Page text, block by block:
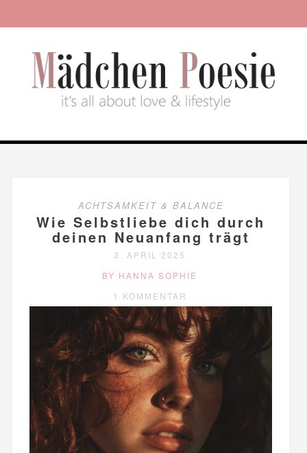
ACHTSAMKEIT & BALANCE
Wie Selbstliebe dich durch
deinen Neuanfang trägt
3. APRIL 2025
BY HANNA SOPHIE
1 KOMMENTAR